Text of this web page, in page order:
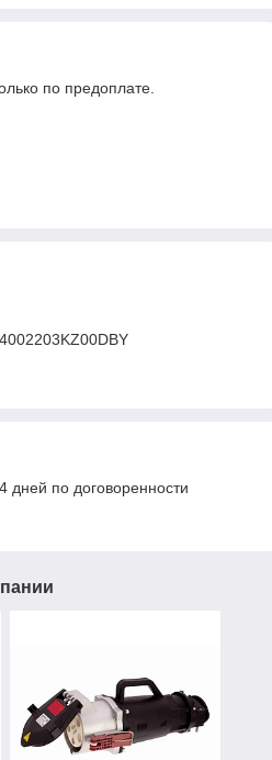
по предоплате.
дней по договоренности